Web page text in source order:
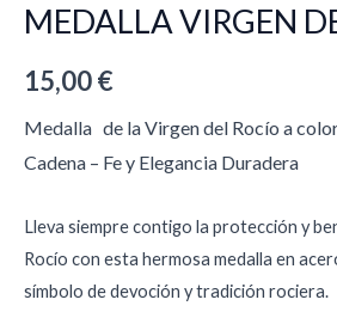
MEDALLA VIRGEN
15,00€
Medalla de la Virgen del Rocío a
Cadena – Fe y Elegancia Duradera
Lleva siempre contigo la protección y
Rocío con esta hermosa medalla en
símbolo de devoción y tradición rociera.